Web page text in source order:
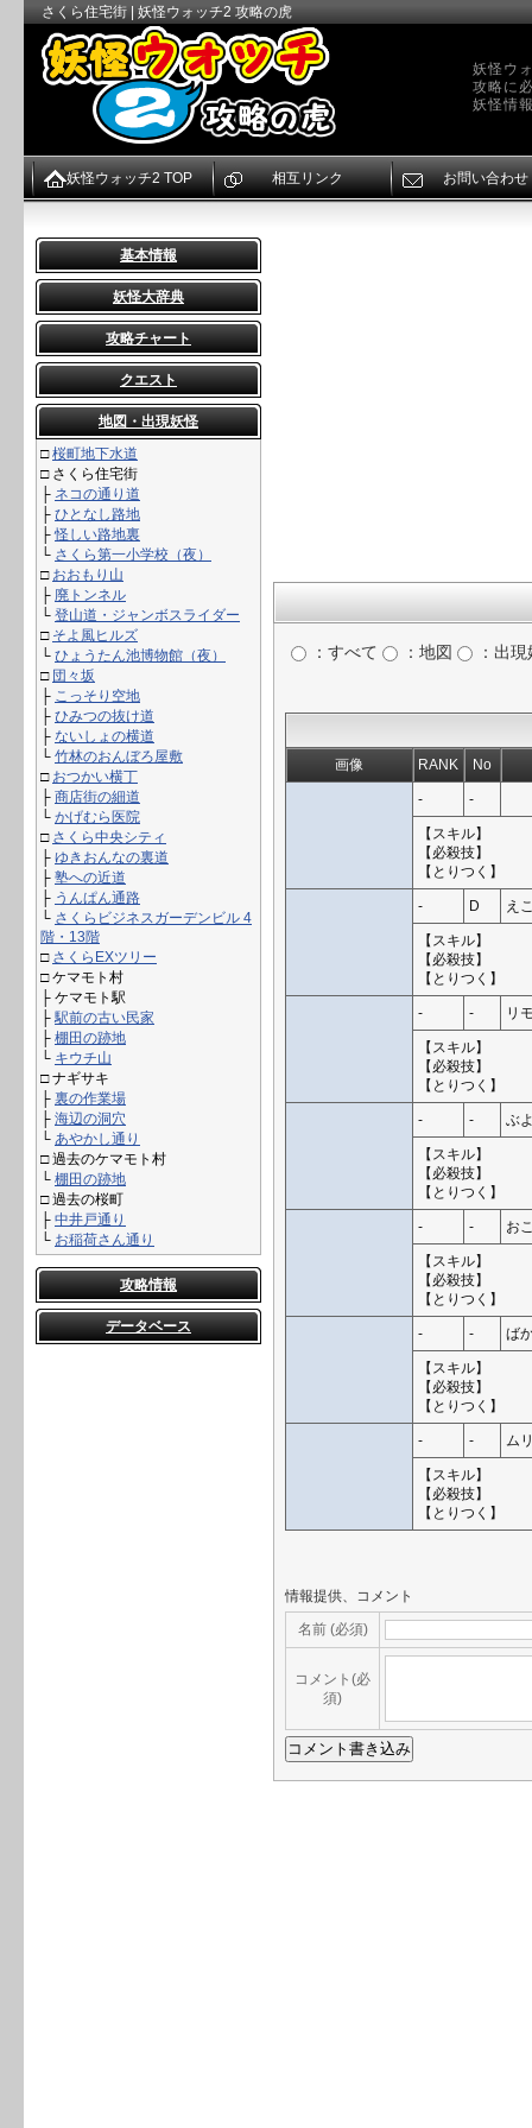
さくら住宅街 | 妖怪ウォッチ2 攻略の虎
妖怪ウ
攻略に
妖怪情
基本情報
妖怪大辞典
攻略チャート
クエスト
地図・出現妖怪
□桜町地下水道
□ さくら住宅街
├ ネコの通り道
├ ひとなし路地
├怪しい路地裏
└ さくら第一小学校（夜）
□ おおもり山
├ 廃トンネル
└ 登山道・ジャンボスライダー
□ そよ風ヒルズ
└ ひょうたん池博物館（夜）
□ 団々坂
├ こっそり空地
├ ひみつの抜け道
├ ないしょの横道
└ 竹林のおんぼろ屋敷
□ おつかい横丁
├ 商店街の細道
└ かげむら医院
□ さくら中央シティ
├ ゆきおんなの裏道
├ 塾への近道
├ うんぱん通路
└ さくらビジネスガーデンビル 4
階・13階
□ さくらEXツリー
□ ケマモト村
├ ケマモト駅
├駅前の古い民家
├ 棚田の跡地
└ キウチ山
□ ナギサキ
├ 裏の作業場
├ 海辺の洞穴
└ あやかし通り
□ 過去のケマモト村
└ 棚田の跡地
□ 過去の桜町
├ 中井戸通り
└ お稲荷さん通り
攻略情報
データベース
：すべて ：地図 ：出
画像 RANK No
- -
【スキル】
【必殺技】
【とりつく】
- D え
【スキル】
【必殺技】
【とりつく】
- - リ
【スキル】
【必殺技】
【とりつく】
- - ぶ
【スキル】
【必殺技】
【とりつく】
- - お
【スキル】
【必殺技】
【とりつく】
- - ば
【スキル】
【必殺技】
【とりつく】
- - ム
【スキル】
【必殺技】
【とりつく】
情報提供、コメント
名前 (必須)
コメント(必
須)
妖怪ウォッチ2 TOP 相互リンク お問い合わせ